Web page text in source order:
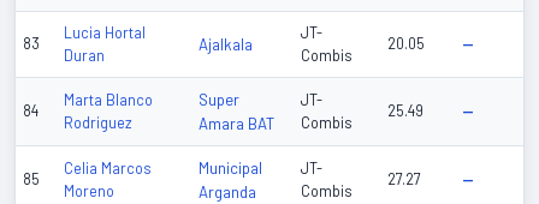
83
Lucia Hortal
Duran
Ajalkala
JT-
Combis
20.05 —
84
Marta Blanco
Rodriguez
Super
Amara BAT
JT-
Combis
25.49 —
85
Celia Marcos
Moreno
Municipal
Arganda
JT-
Combis
27.27 —